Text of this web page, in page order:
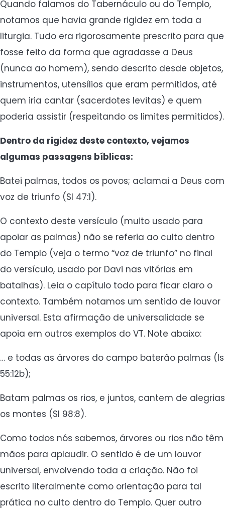
Quando falamos do Tabernáculo ou do Templo,
notamos que havia grande rigidez em toda a
liturgia. Tudo era rigorosamente prescrito para que
fosse feito da forma que agradasse a Deus
(nunca ao homem), sendo descrito desde objetos,
instrumentos, utensílios que eram permitidos, até
quem iria cantar (sacerdotes levitas) e quem
poderia assistir (respeitando os limites permitidos).
Dentro da rigidez deste contexto, vejamos
algumas passagens bíblicas:
Batei palmas, todos os povos; aclamai a Deus com
voz de triunfo (Sl 47:1).
O contexto deste versículo (muito usado para
apoiar as palmas) não se referia ao culto dentro
do Templo (veja o termo “voz de triunfo” no final
do versículo, usado por Davi nas vitórias em
batalhas). Leia o capítulo todo para ficar claro o
contexto. Também notamos um sentido de louvor
universal. Esta afirmação de universalidade se
apoia em outros exemplos do VT. Note abaixo:
… e todas as árvores do campo baterão palmas (Is
55:12b);
Batam palmas os rios, e juntos, cantem de alegrias
os montes (Sl 98:8).
Como todos nós sabemos, árvores ou rios não têm
mãos para aplaudir. O sentido é de um louvor
universal, envolvendo toda a criação. Não foi
escrito literalmente como orientação para tal
prática no culto dentro do Templo. Quer outro